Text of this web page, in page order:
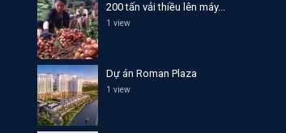
200 tấn vải thiều lên máy...
1 view
Dự án Roman Plaza
1 view